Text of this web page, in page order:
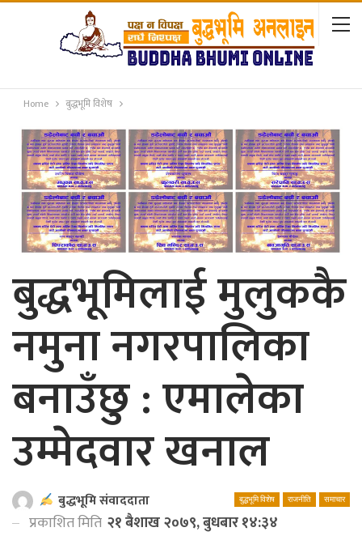
Home बुद्धभूमि विशेष
बुद्धभूमिलाई मुलुककै
नमुना नगरपालिका
बनाउँछु : एमालेका
उम्मेदवार खनाल
बुद्धभूमि विशेष राजनीति समाचार
बुद्धभूमि संवाददाता
प्रकाशित मिति २१ बैशाख २०७९, बुधबार १४:३४